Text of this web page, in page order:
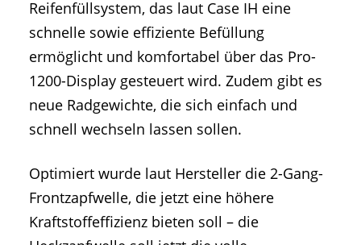
Reifenfüllsystem, das laut Case IH eine
schnelle sowie effiziente Befüllung
ermöglicht und komfortabel über das Pro-
1200-Display gesteuert wird. Zudem gibt es
neue Radgewichte, die sich einfach und
schnell wechseln lassen sollen.
Optimiert wurde laut Hersteller die 2-Gang-
Frontzapfwelle, die jetzt eine höhere
Kraftstoffeffizienz bieten soll – die